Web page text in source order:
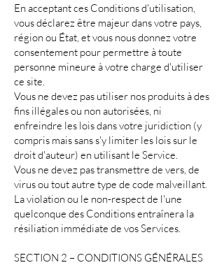
En acceptant ces Conditions d'utilisation,
vous déclarez être majeur dans votre pays,
région ou État, et vous nous donnez votre
consentement pour permettre à toute
personne mineure à votre charge d'utiliser
ce site.
Vous ne devez pas utiliser nos produits à des
fins illégales ou non autorisées, ni
enfreindre les lois dans votre juridiction (y
compris mais sans s'y limiter les lois sur le
droit d'auteur) en utilisant le Service.
Vous ne devez pas transmettre de vers, de
virus ou tout autre type de code malveillant.
La violation ou le non-respect de l'une
quelconque des Conditions entraînera la
résiliation immédiate de vos Services.
SECTION 2 – CONDITIONS GÉNÉRALES